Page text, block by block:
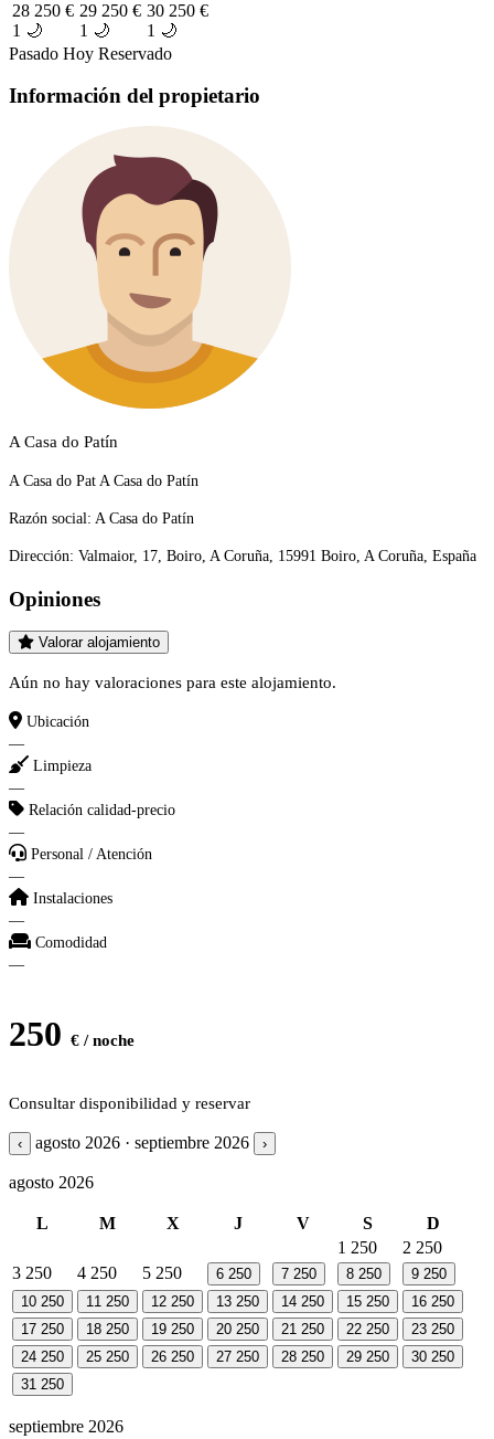
28 250 €
1 🌙
29 250 €
1 🌙
30 250 €
1 🌙
Pasado Hoy Reservado
Información del propietario
A Casa do Patín
A Casa do Pat A Casa do Patín
Razón social: A Casa do Patín
Dirección: Valmaior, 17, Boiro, A Coruña, 15991 Boiro, A Coruña, España
Opiniones
Valorar alojamiento
Aún no hay valoraciones para este alojamiento.
Ubicación
—
Limpieza
—
Relación calidad-precio
—
Personal / Atención
—
Instalaciones
—
Comodidad
—
250 € / noche
Consultar disponibilidad y reservar
‹ agosto 2026 · septiembre 2026 ›
agosto 2026
L M X J V S
D
1 250 2 250
3 250 4 250 5 250 6 250 7 250 8 250 9 250
10 250 11 250 12 250 13 250 14 250 15 250 16 250
17 250 18 250 19 250 20 250 21 250 22 250 23 250
24 250 25 250 26 250 27 250 28 250 29 250 30 250
31 250
septiembre 2026